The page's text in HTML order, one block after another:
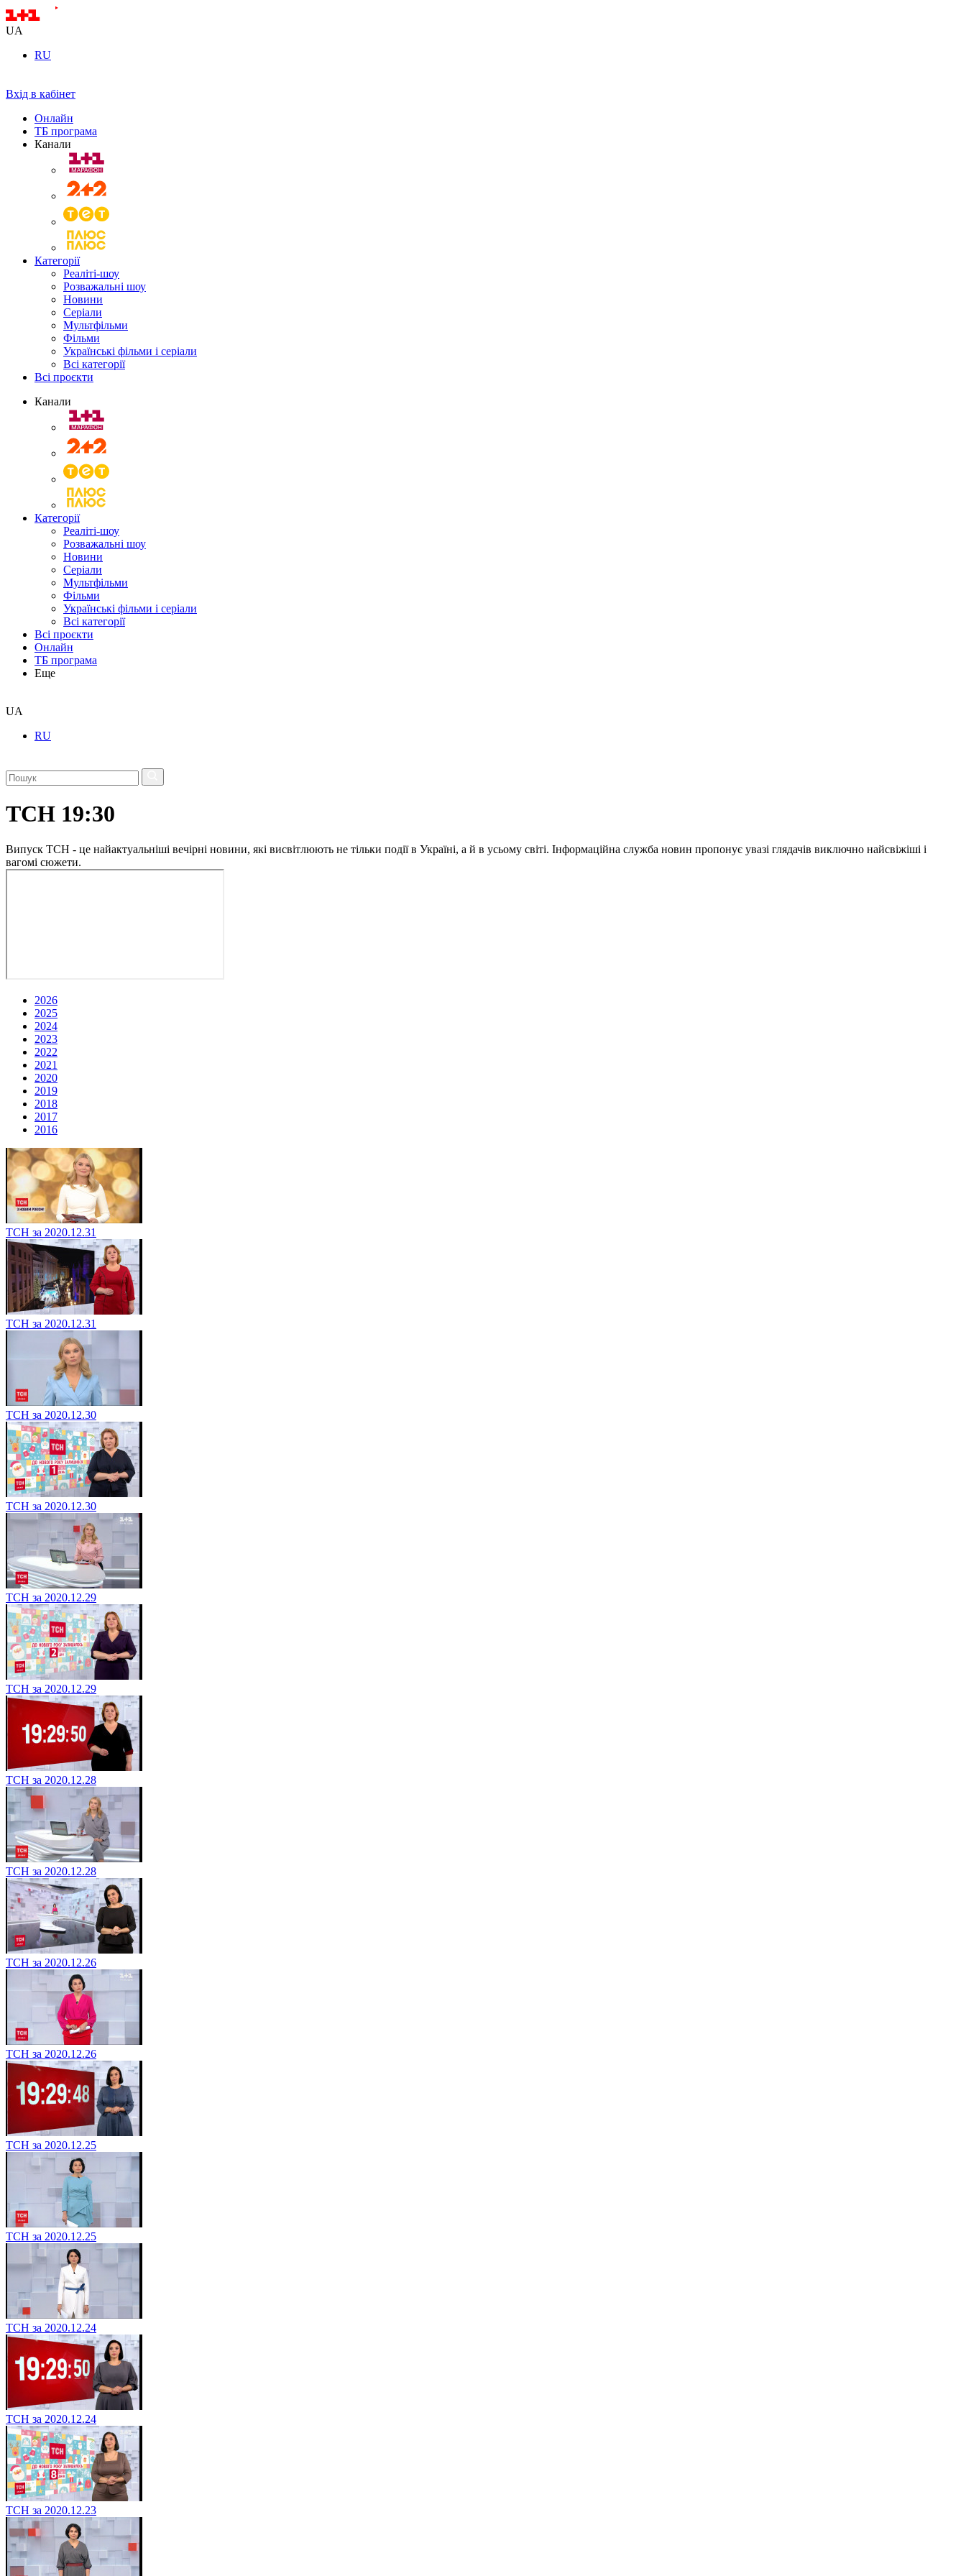
UA
RU
Вхід в кабінет
Онлайн
ТБ програма
Канали
Категорії
Реаліті-шоу
Розважальні шоу
Новини
Серіали
Мультфільми
Фільми
Українські фільми і серіали
Всі категорії
Всі проєкти
Канали
Категорії
Реаліті-шоу
Розважальні шоу
Новини
Серіали
Мультфільми
Фільми
Українські фільми і серіали
Всі категорії
Всі проєкти
Онлайн
ТБ програма
Еще
UA
RU
ТСН 19:30
Випуск ТСН - це найактуальніші вечірні новини, які висвітлюють не тільки події в Україні, а й в усьому світі. Інформаційна служба новин пропонує увазі глядачів виключно найсвіжіші і
вагомі сюжети.
2026
2025
2024
2023
2022
2021
2020
2019
2018
2017
2016
ТСН за 2020.12.31
ТСН за 2020.12.31
ТСН за 2020.12.30
ТСН за 2020.12.30
ТСН за 2020.12.29
ТСН за 2020.12.29
ТСН за 2020.12.28
ТСН за 2020.12.28
ТСН за 2020.12.26
ТСН за 2020.12.26
ТСН за 2020.12.25
ТСН за 2020.12.25
ТСН за 2020.12.24
ТСН за 2020.12.24
ТСН за 2020.12.23